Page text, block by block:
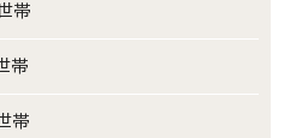
帯
帯
帯